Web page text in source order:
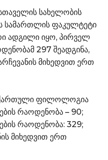
სახელობის
სამართლის ფაკულტეტი
ადგილი იყო, პირველ
297 შეადგინა,
მიხედვით ერთ
ქართული ფილოლოგია
რაოდენობა – 90;
რაოდენობა: 329;
მიხედვით ერთ